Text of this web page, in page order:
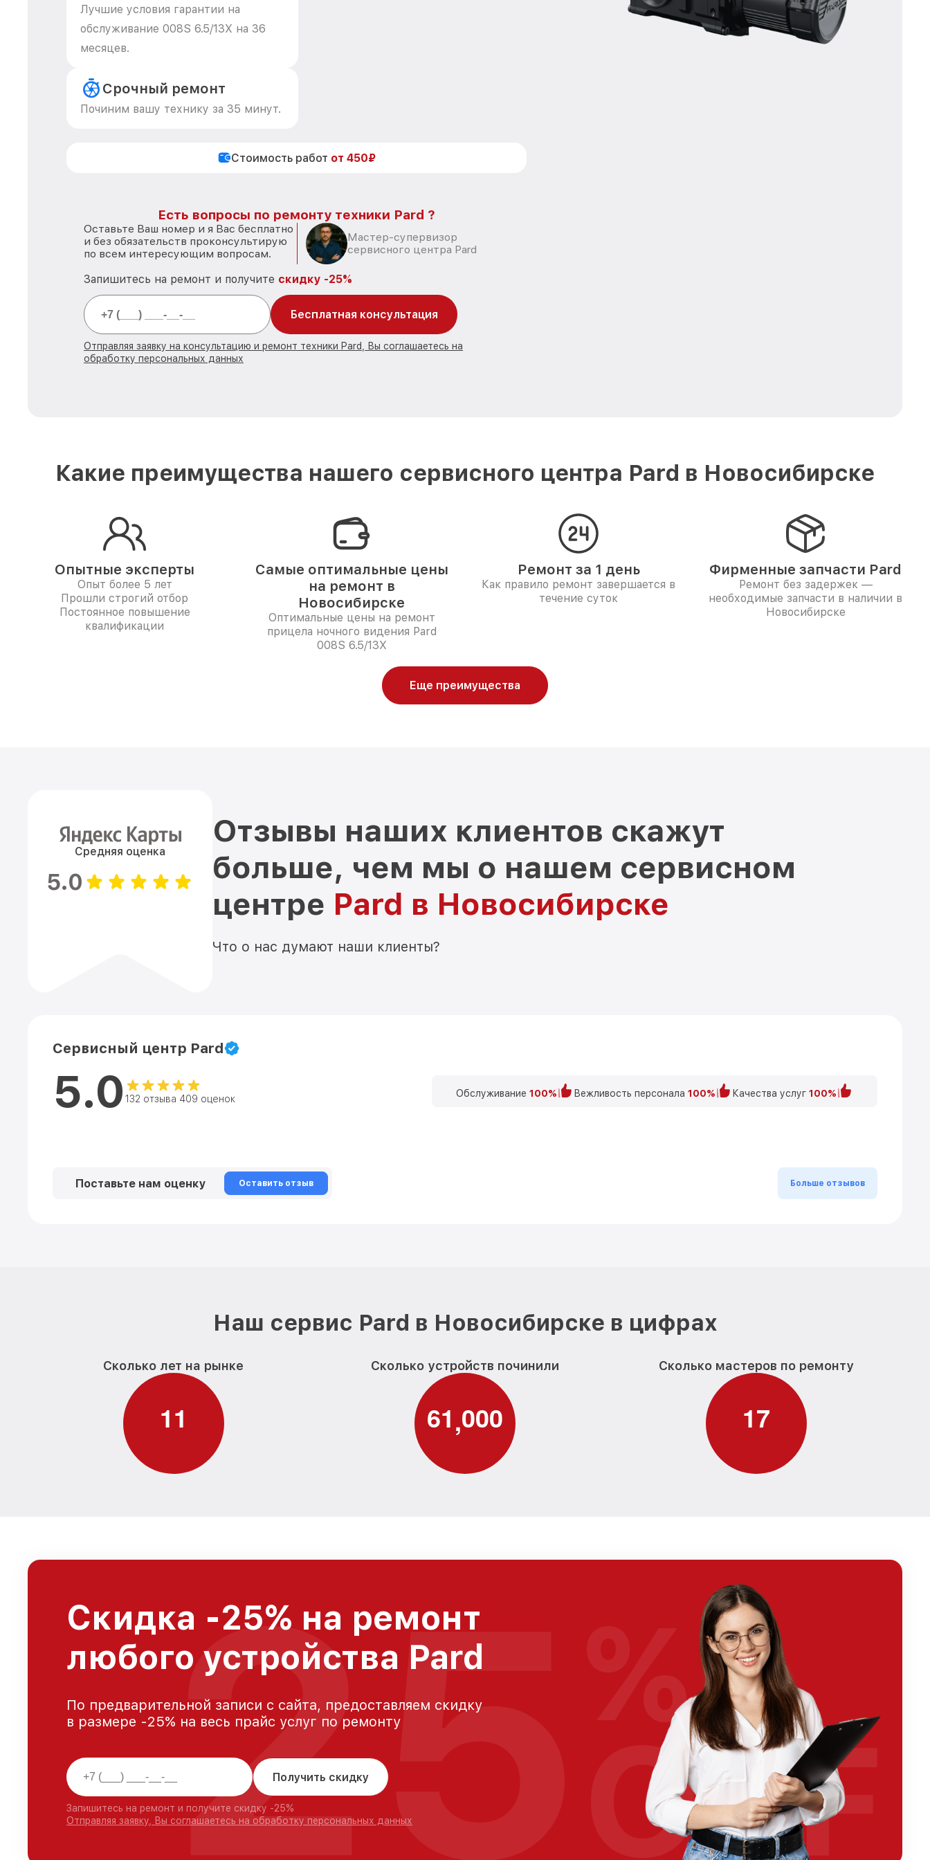
Лучшие условия гарантии на
обслуживание 008S 6.5/13X на 36
месяцев.
Срочный ремонт
Починим вашу технику за 35 минут.
Стоимость работ от 450₽
Есть вопросы по ремонту техники Pard ?
Оставьте Ваш номер и я Вас бесплатно
и без обязательств проконсультирую
по всем интересующим вопросам.
Мастер-супервизор
сервисного центра Pard
Запишитесь на ремонт и получите скидку -25%
Бесплатная консультация
Отправляя заявку на консультацию и ремонт техники Pard, Вы соглашаетесь на
обработку персональных данных
Какие преимущества нашего сервисного центра Pard в Новосибирске
Опытные эксперты
Опыт более 5 лет
Прошли строгий отбор
Постоянное повышение
квалификации
Самые оптимальные цены
на ремонт в
Новосибирске
Оптимальные цены на ремонт
прицела ночного видения Pard
008S 6.5/13X
Ремонт за 1 день
Как правило ремонт завершается в
течение суток
Фирменные запчасти Pard
Ремонт без задержек —
необходимые запчасти в наличии в
Новосибирске
Еще преимущества
Средняя оценка
5.0
Отзывы наших клиентов скажут
больше, чем мы о нашем сервисном
центре Pard в Новосибирске
Что о нас думают наши клиенты?
Сервисный центр Pard
5.0 132 отзыва 409 оценок Обслуживание 100% Вежливость персонала 100% Качества услуг 100%
Поставьте нам оценку Оставить отзыв Больше отзывов
Наш сервис Pard в Новосибирске в цифрах
Сколько лет на рынке
11
Сколько устройств починили
61,000
Сколько мастеров по ремонту
17
Скидка -25% на ремонт
любого устройства Pard
По предварительной записи с сайта, предоставляем скидку
в размере -25% на весь прайс услуг по ремонту
Получить скидку
Запишитесь на ремонт и получите скидку -25%
Отправляя заявку, Вы соглашаетесь на обработку персональных данных
25 %
OFF